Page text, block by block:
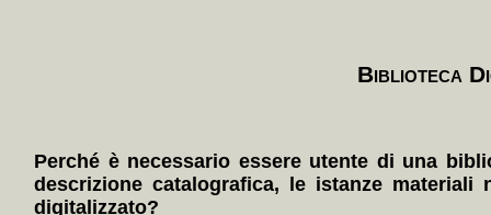
Biblioteca
Perché è necessario essere utente di una
descrizione catalografica, le istanze
digitalizzato?